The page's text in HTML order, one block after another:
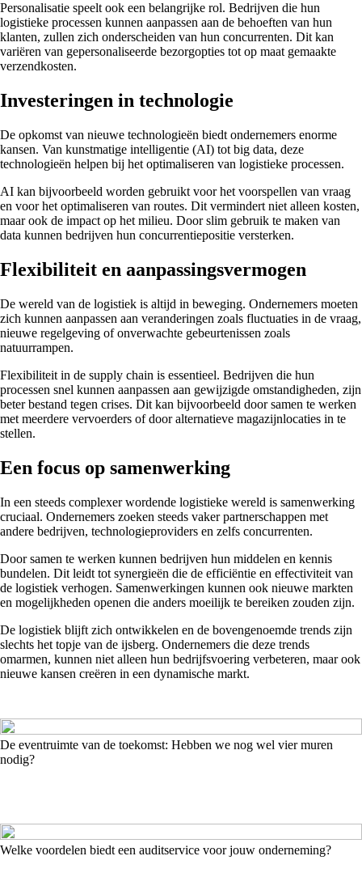
Personalisatie speelt ook een belangrijke rol. Bedrijven die hun
logistieke processen kunnen aanpassen aan de behoeften van hun
klanten, zullen zich onderscheiden van hun concurrenten. Dit kan
variëren van gepersonaliseerde bezorgopties tot op maat gemaakte
verzendkosten.
Investeringen in technologie
De opkomst van nieuwe technologieën biedt ondernemers enorme
kansen. Van kunstmatige intelligentie (AI) tot big data, deze
technologieën helpen bij het optimaliseren van logistieke processen.
AI kan bijvoorbeeld worden gebruikt voor het voorspellen van vraag
en voor het optimaliseren van routes. Dit vermindert niet alleen kosten,
maar ook de impact op het milieu. Door slim gebruik te maken van
data kunnen bedrijven hun concurrentiepositie versterken.
Flexibiliteit en aanpassingsvermogen
De wereld van de logistiek is altijd in beweging. Ondernemers moeten
zich kunnen aanpassen aan veranderingen zoals fluctuaties in de vraag,
nieuwe regelgeving of onverwachte gebeurtenissen zoals
natuurrampen.
Flexibiliteit in de supply chain is essentieel. Bedrijven die hun
processen snel kunnen aanpassen aan gewijzigde omstandigheden, zijn
beter bestand tegen crises. Dit kan bijvoorbeeld door samen te werken
met meerdere vervoerders of door alternatieve magazijnlocaties in te
stellen.
Een focus op samenwerking
In een steeds complexer wordende logistieke wereld is samenwerking
cruciaal. Ondernemers zoeken steeds vaker partnerschappen met
andere bedrijven, technologieproviders en zelfs concurrenten.
Door samen te werken kunnen bedrijven hun middelen en kennis
bundelen. Dit leidt tot synergieën die de efficiëntie en effectiviteit van
de logistiek verhogen. Samenwerkingen kunnen ook nieuwe markten
en mogelijkheden openen die anders moeilijk te bereiken zouden zijn.
De logistiek blijft zich ontwikkelen en de bovengenoemde trends zijn
slechts het topje van de ijsberg. Ondernemers die deze trends
omarmen, kunnen niet alleen hun bedrijfsvoering verbeteren, maar ook
nieuwe kansen creëren in een dynamische markt.
De eventruimte van de toekomst: Hebben we nog wel vier muren
nodig?
Welke voordelen biedt een auditservice voor jouw onderneming?